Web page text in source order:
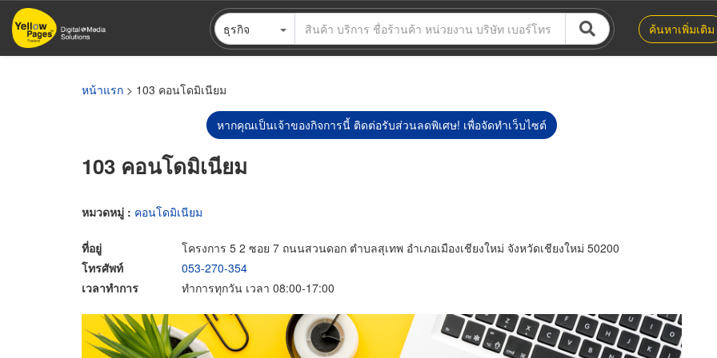
ข้าม
ไป
ธุรกิจ ค้นหาเพิ่มเติม
หน้าแรก > 103 คอนโดมิเนียม
หากคุณเป็นเจ้าของกิจการนี้ ติดต่อรับส่วนลดพิเศษ! เพื่อจัดทำเว็บไซต์
103 คอนโดมิเนียม
หมวดหมู่ : คอนโดมิเนียม
ที่อยู่
โครงการ 5 2 ซอย 7 ถนนสวนดอก ตำบลสุเทพ อำเภอเมืองเชียงใหม่ จังหวัดเชียงใหม่ 50200
โทรศัพท์
053-270-354
เวลาทำการ
ทำการทุกวัน เวลา 08:00-17:00